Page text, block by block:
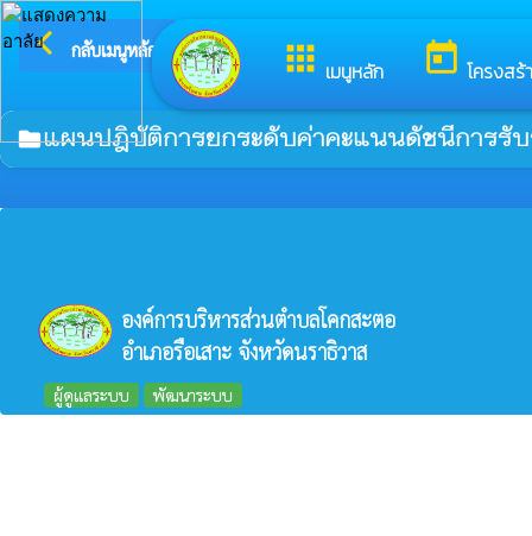
apps เมนูหลัก today โครงสร้
arrow_back_ios กลับเมนูหลัก
folderแผนปฎิบัติการยกระดับค่าคะแนนดัชนีการรั
องค์การบริหารส่วนตำบลโคกสะตอ
อำเภอรือเสาะ จังหวัดนราธิวาส
ผู้ดูแลระบบ พัฒนาระบบ